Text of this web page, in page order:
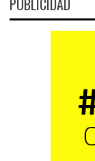
PUBLICIDAD